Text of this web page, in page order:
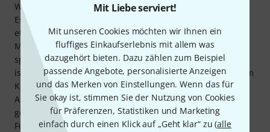
Mit Liebe serviert!
Mit unseren Cookies möchten wir Ihnen ein
fluffiges Einkaufserlebnis mit allem was
dazugehört bieten. Dazu zählen zum Beispiel
passende Angebote, personalisierte Anzeigen
und das Merken von Einstellungen. Wenn das für
Sie okay ist, stimmen Sie der Nutzung von Cookies
für Präferenzen, Statistiken und Marketing
einfach durch einen Klick auf „Geht klar“ zu (alle
Wochen)
Es ist etwas gewöhnungsbedürftig, natürlich ist der Griff
etwas anders als bei meinen Yamaha's.
Mundstück spiel ich mit einem Yamaha 5CM (ALT) - damit
spielt es sich ganz gut... der MicroSound Adapter am Hals
ist frickelig, ich hab ihn einfach fixiert und mir mit dickerem
Kork beholfen.
Alternative wäre ein "Wurlitzer C-Melody" (gleichpreisig)
gewesen...
Für das unkomplizierte unplugged Zusammenspiel mit C-